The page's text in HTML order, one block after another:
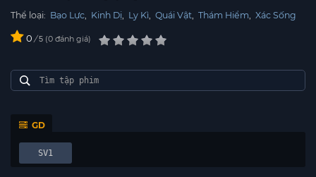
Thể loại: Bạo Lực, Kinh Dị, Ly Kì, Quái Vật, Thám Hiểm, Xác Sống
0 / 5 0 đánh giá
GD
SV1